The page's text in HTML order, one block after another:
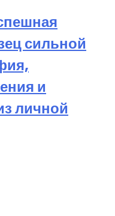
сильной
и
личной